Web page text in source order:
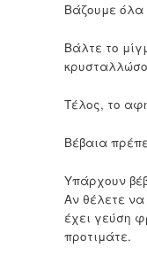
Βάζουμε
Βάλτε το
Τέλος, το
Βέβαια
Υπάρχουν
Αν θέλετε να
έχει γεύση
προτιμάτε.